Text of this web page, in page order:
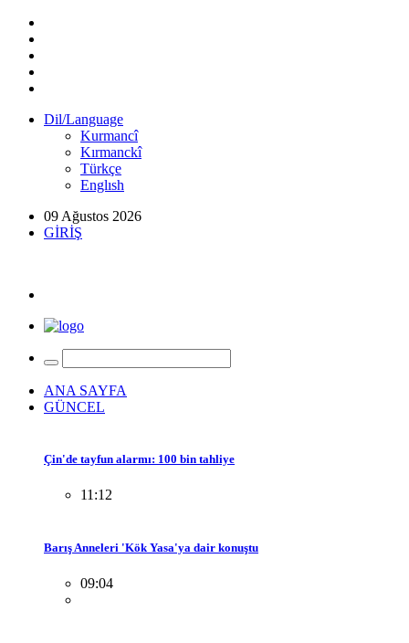
Dil/Language
Kurmancî
Kırmanckî
Türkçe
Englısh
09 Ağustos 2026
GİRİŞ
ANA SAYFA
GÜNCEL
Çin'de tayfun alarmı: 100 bin tahliye
11:12
Barış Anneleri 'Kök Yasa'ya dair konuştu
09:04